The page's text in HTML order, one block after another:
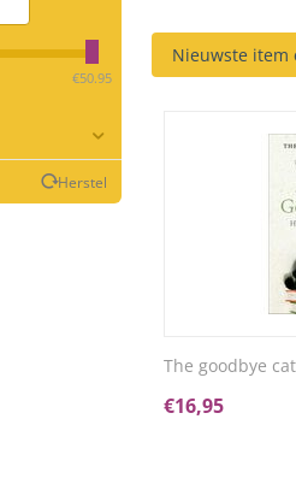
‎€50.95
Herstel
Nieuwste item
The goodbye
€16,95